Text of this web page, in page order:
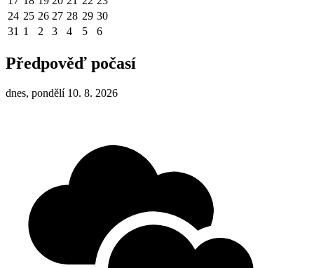
24 25 26 27 28 29 30
31 1 2 3 4 5 6
Předpověď počasí
dnes, pondělí 10. 8. 2026